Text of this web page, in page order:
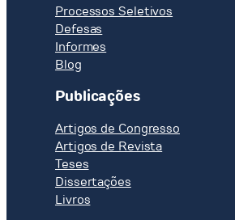
Processos Seletivos
Defesas
Informes
Blog
Publicações
Artigos de Congresso
Artigos de Revista
Teses
Dissertações
Livros